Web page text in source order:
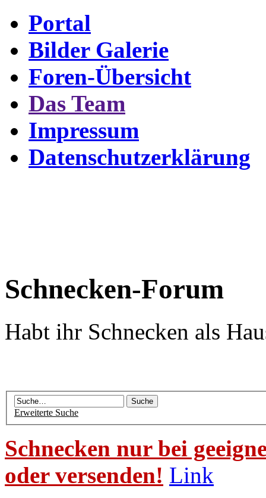
Portal
Bilder Galerie
Foren-Übersicht
Das Team
Impressum
Datenschutzerklärung
Schnecken-Forum
Habt ihr Schnecken als
Erweiterte Suche
Schnecken nur bei
oder versenden! Link